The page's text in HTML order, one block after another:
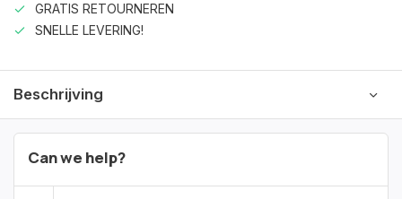
GRATIS RETOURNEREN
SNELLE LEVERING!
Beschrijving
Can we help?